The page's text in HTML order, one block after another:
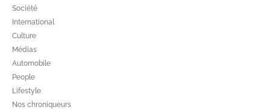
Société
International
Culture
Médias
Automobile
People
Lifestyle
Nos chroniqueurs